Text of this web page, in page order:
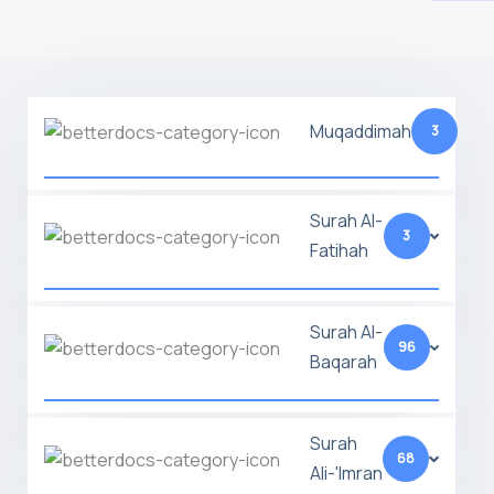
Muqaddimah 3
Surah Al-
Fatihah
3
Surah Al-
Baqarah
96
Surah
Ali-'Imran
68